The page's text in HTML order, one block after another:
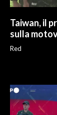
PUBBLICITÀ
SPIAGGE
STORE
Taiwan, il
sulla
Red